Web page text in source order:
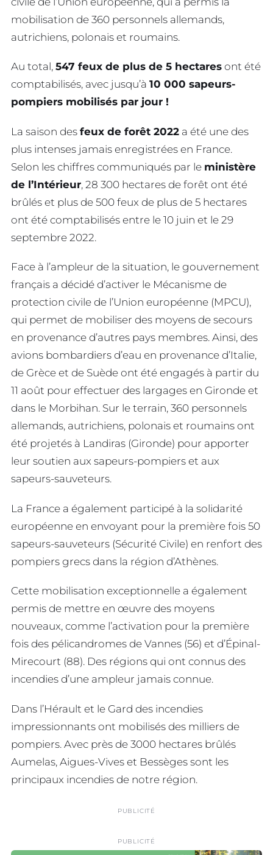
mobilisation de 360 personnels allemands,
autrichiens, polonais et roumains.
Au total, 547 feux de plus de 5 hectares ont été
comptabilisés, avec jusqu’à 10 000 sapeurs-
pompiers mobilisés par jour !
La saison des feux de forêt 2022 a été une des
plus intenses jamais enregistrées en France.
Selon les chiffres communiqués par le ministère
de l’Intérieur, 28 300 hectares de forêt ont été
brûlés et plus de 500 feux de plus de 5 hectares
ont été comptabilisés entre le 10 juin et le 29
septembre 2022.
Face à l’ampleur de la situation, le gouvernement
français a décidé d’activer le Mécanisme de
protection civile de l’Union européenne (MPCU),
qui permet de mobiliser des moyens de secours
en provenance d’autres pays membres. Ainsi, des
avions bombardiers d’eau en provenance d’Italie,
de Grèce et de Suède ont été engagés à partir du
11 août pour effectuer des largages en Gironde et
dans le Morbihan. Sur le terrain, 360 personnels
allemands, autrichiens, polonais et roumains ont
été projetés à Landiras (Gironde) pour apporter
leur soutien aux sapeurs-pompiers et aux
sapeurs-sauveteurs.
La France a également participé à la solidarité
européenne en envoyant pour la première fois 50
sapeurs-sauveteurs (Sécurité Civile) en renfort des
pompiers grecs dans la région d’Athènes.
Cette mobilisation exceptionnelle a également
permis de mettre en œuvre des moyens
nouveaux, comme l’activation pour la première
fois des pélicandromes de Vannes (56) et d’Épinal-
Mirecourt (88). Des régions qui ont connus des
incendies d’une ampleur jamais connue.
Dans l’Hérault et le Gard des incendies
impressionnants ont mobilisés des milliers de
pompiers. Avec près de 3000 hectares brûlés
Aumelas, Aigues-Vives et Bessèges sont les
principaux incendies de notre région.
PUBLICITÉ
PUBLICITÉ